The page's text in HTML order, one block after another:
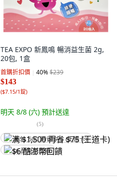
TEA EXPO 新鳳鳴 暢消益生菌 2g,
20包, 1盒
首購折扣價 40%$239
$143
($7.15/1錠)
明天 8/8 (六) 預計送達
(5)
满 $1,500 再省 $75 (王道卡)
$6 酷澎幣回饋